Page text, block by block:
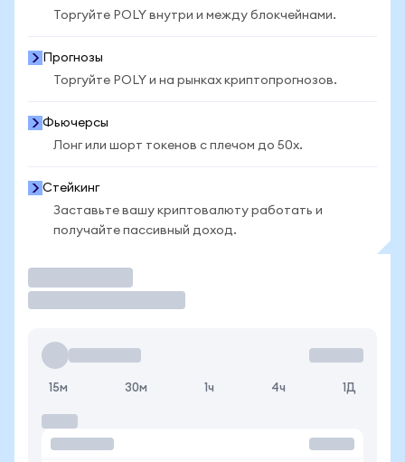
Торгуйте POLY внутри и между блокчейнами.
Прогнозы
Торгуйте POLY и на рынках криптопрогнозов.
Фьючерсы
Лонг или шорт токенов с плечом до 50x.
Стейкинг
Заставьте вашу криптовалюту работать и
получайте пассивный доход.
15м 30м 1ч 4ч 1Д